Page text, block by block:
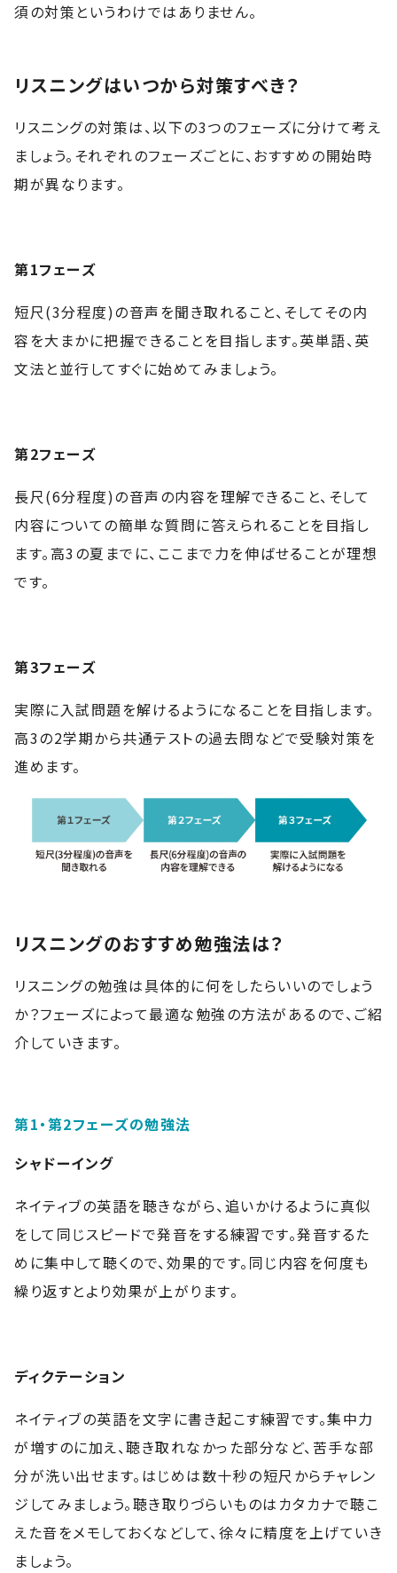
須の対策というわけではありません。
リスニングはいつから対策すべき？
リスニングの対策は、以下の3つのフェーズに分けて考え
ましょう。それぞれのフェーズごとに、おすすめの開始時
期が異なります。
第1フェーズ
短尺(3分程度)の音声を聞き取れること、そしてその内
容を大まかに把握できることを目指します。英単語、英
文法と並行してすぐに始めてみましょう。
第2フェーズ
長尺(6分程度)の音声の内容を理解できること、そして
内容についての簡単な質問に答えられることを目指し
ます。高3の夏までに、ここまで力を伸ばせることが理想
です。
第3フェーズ
実際に入試問題を解けるようになることを目指します。
高3の2学期から共通テストの過去問などで受験対策を
進めます。
リスニングのおすすめ勉強法は？
リスニングの勉強は具体的に何をしたらいいのでしょう
か？フェーズによって最適な勉強の方法があるので、ご紹
介していきます。
第1・第2フェーズの勉強法
シャドーイング
ネイティブの英語を聴きながら、追いかけるように真似
をして同じスピードで発音をする練習です。発音するた
めに集中して聴くので、効果的です。同じ内容を何度も
繰り返すとより効果が上がります。
ディクテーション
ネイティブの英語を文字に書き起こす練習です。集中力
が増すのに加え、聴き取れなかった部分など、苦手な部
分が洗い出せます。はじめは数十秒の短尺からチャレン
ジしてみましょう。聴き取りづらいものはカタカナで聴こ
えた音をメモしておくなどして、徐々に精度を上げていき
ましょう。